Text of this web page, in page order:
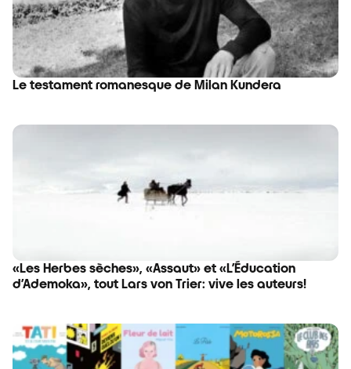
Le testament romanesque de Milan Kundera
«Les Herbes sèches», «Assaut» et «L’Éducation
d’Ademoka», tout Lars von Trier: vive les auteurs!